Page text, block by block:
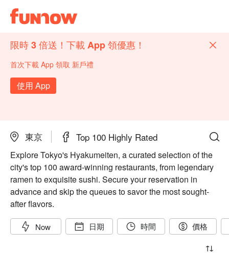
限時 3 倍送！下載 App 領優惠！
首次下載 App 領取 新戶禮
使用 App
東京 Top 100 Highly Rated
Explore Tokyo's Hyakumeiten, a curated selection of the
city's top 100 award-winning restaurants, from legendary
ramen to exquisite sushi. Secure your reservation in
advance and skip the queues to savor the most sought-
after flavors.
Now 日期 時間 價格